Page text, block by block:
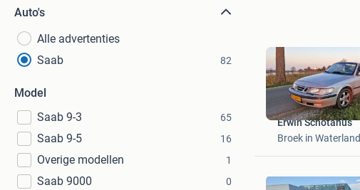
Auto's
Alle advertenties
Saab
82
Model
Saab 9-3
65
Saab 9-5 16
Overige modellen 1
Saab 9000 0
Erwin Schotanus
Broek in Waterland